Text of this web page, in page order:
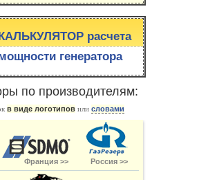
расчета
генератора
по производителям:
в виде логотиповили словами
Франция >> Россия >>